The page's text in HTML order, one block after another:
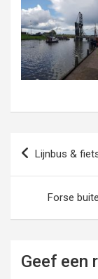
Bericht
navigatie
Lijnbus &
Forse
Geef een